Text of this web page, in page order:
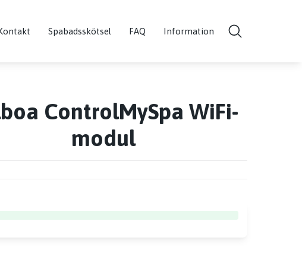
Spabadsskötsel FAQ Information
ControlMySpa WiFi-
modul